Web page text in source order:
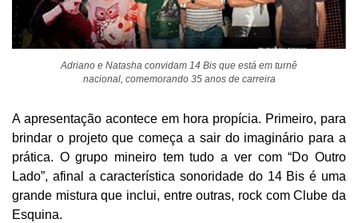
Adriano e Natasha convidam 14 Bis que está em turnê
nacional, comemorando 35 anos de carreira
A apresentação acontece em hora propícia. Primeiro, para
brindar o projeto que começa a sair do imaginário para a
prática. O grupo mineiro tem tudo a ver com “Do Outro
Lado”, afinal a característica sonoridade do 14 Bis é uma
grande mistura que inclui, entre outras, rock com Clube da
Esquina.